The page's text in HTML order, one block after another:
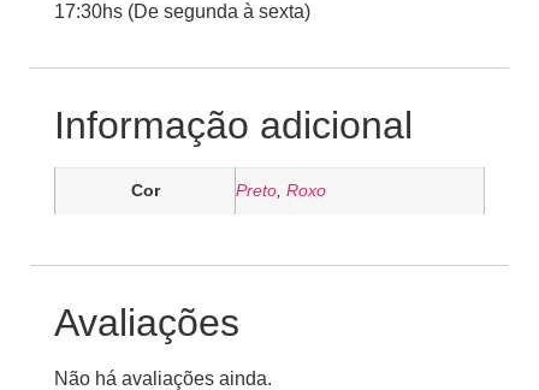
17:30hs (De segunda à sexta)
Informação adicional
Cor Preto Roxo
Avaliações
Não há avaliações ainda.